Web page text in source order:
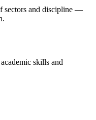
sectors and discipline —
skills and